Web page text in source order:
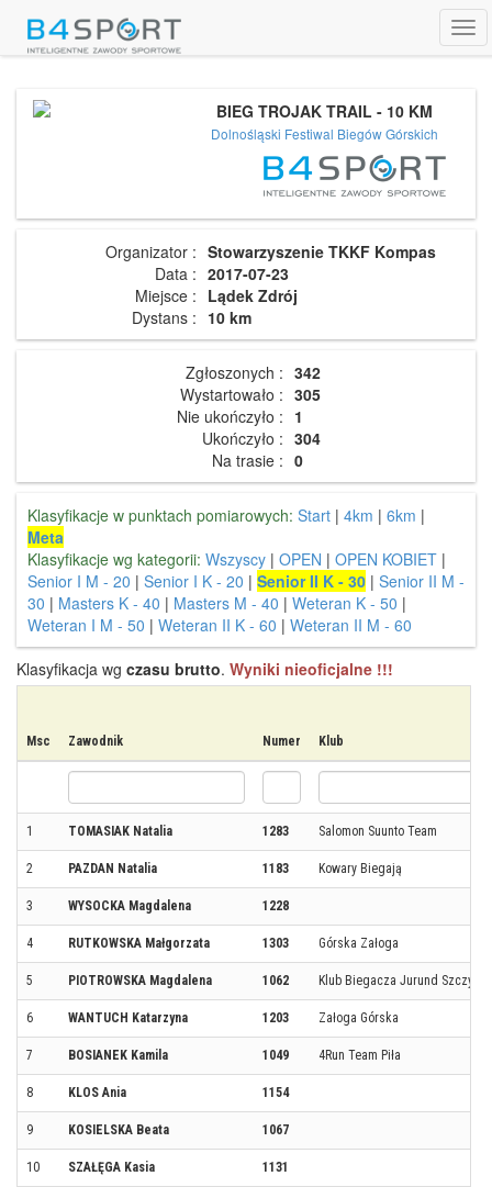
BIEG TROJAK TRAIL - 10 KM
Dolnośląski Festiwal Biegów Górskich
Organizator : Stowarzyszenie TKKF Kompas
Data : 2017-07-23
Miejsce : Lądek Zdrój
Dystans : 10 km
Zgłoszonych : 342
Wystartowało : 305
Nie ukończyło : 1
Ukończyło : 304
Na trasie : 0
Klasyfikacje w punktach pomiarowych: Start | 4km | 6km |
Meta
Klasyfikacje wg kategorii: Wszyscy | OPEN | OPEN KOBIET |
Senior I M - 20 | Senior I K - 20 | Senior II K - 30 | Senior II M -
30 | Masters K - 40 | Masters M - 40 | Weteran K - 50 |
Weteran I M - 50 | Weteran II K - 60 | Weteran II M - 60
Klasyfikacja wg czasu brutto. Wyniki nieoficjalne !!!
Msc Zawodnik Numer Klub
1 TOMASIAK Natalia 1283 Salomon Suunto Team
2 PAZDAN Natalia 1183 Kowary Biegają
3 WYSOCKA Magdalena 1228
4 RUTKOWSKA Małgorzata 1303 Górska Załoga
5 PIOTROWSKA Magdalena 1062 Klub Biegacza Jurund Szczytno
6 WANTUCH Katarzyna 1203 Załoga Górska
7 BOSIANEK Kamila 1049 4Run Team Piła
8 KLOS Ania 1154
9 KOSIELSKA Beata 1067
10 SZAŁĘGA Kasia 1131